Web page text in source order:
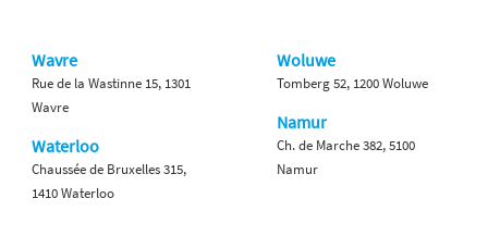
Wavre
Rue de la Wastinne 15, 1301
Wavre
Waterloo
Chaussée de Bruxelles 315,
1410 Waterloo
Woluwe
Tomberg 52, 1200 Woluwe
Namur
Ch. de Marche 382, 5100
Namur